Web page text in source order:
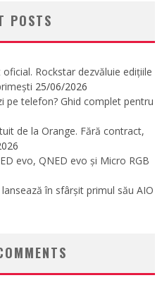
POSTS
Rockstar dezvăluie edițiile
25/06/2026
pe telefon? Ghid complet pentru
de la Orange. Fără contract,
evo, QNED evo și Micro RGB
în sfârșit primul său AIO